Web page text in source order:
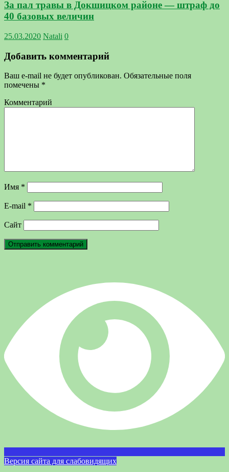
За пал травы в Докшицком районе — штраф до
40 базовых величин
25.03.2020 Natali 0
Добавить комментарий
Ваш e-mail не будет опубликован. Обязательные поля
помечены *
Комментарий
Имя *
E-mail *
Сайт
Версия сайта для слабовидящих